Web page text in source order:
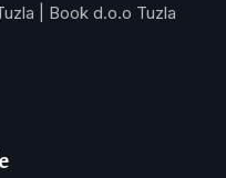
| Book d.o.o Tuzla